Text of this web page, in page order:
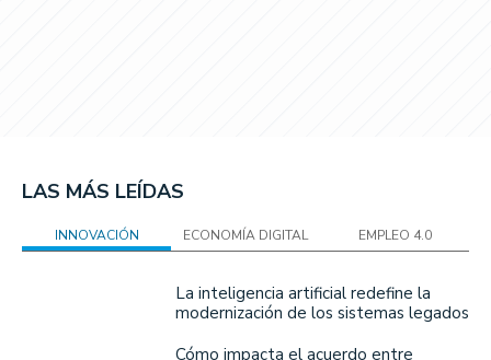
LAS MÁS LEÍDAS
INNOVACIÓN ECONOMÍA DIGITAL EMPLEO 4.0
La inteligencia artificial redefine la
modernización de los sistemas legados
Cómo impacta el acuerdo entre